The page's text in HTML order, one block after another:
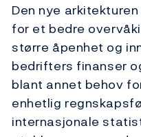
Den nye
for et bedre
større åpenhet og
bedrifters finanser
blant annet behov
enhetlig
internasjonale